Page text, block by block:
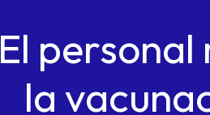
El
la